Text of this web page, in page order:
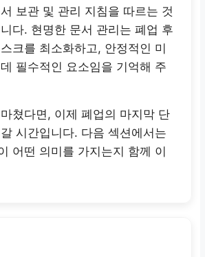
보관 및 관리 지침을 따르는 것
다. 현명한 문서 관리는 폐업 후
크를 최소화하고, 안정적인 미
필수적인 요소임을 기억해 주
쳤다면, 이제 폐업의 마지막 단
시간입니다. 다음 섹션에서는
어떤 의미를 가지는지 함께 이